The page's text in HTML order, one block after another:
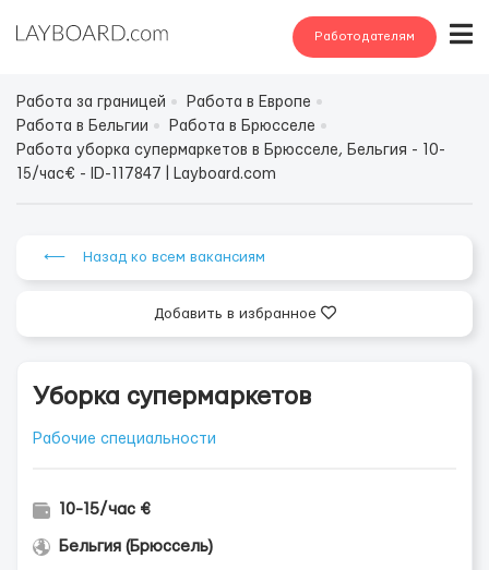
Работодателям
Работа за границей
Работа в Европе
Работа в Бельгии
Работа в Брюсселе
Работа уборка супермаркетов в Брюсселе, Бельгия - 10-
15/час€ - ID-117847 | Layboard.com
⟵ Назад ко всем вакансиям
Добавить в избранное
Уборка супермаркетов
Рабочие специальности
10-15/час €
Бельгия (Брюссель)